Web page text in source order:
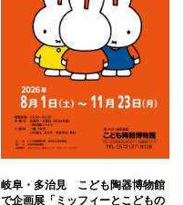
岐阜・多治見 こども陶器博物館
で企画展「ミッフィーとこどもの